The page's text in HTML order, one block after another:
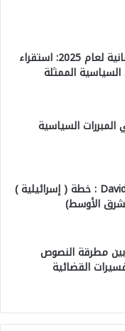
خارطة الانتخابات البرلمانية لعام 2025: استقراء
السياسية الممثلة
السياسية
ممر داوود David’s Corrido : خطة ( إسرائيلية )
الأوسط)
بين مطرقة النصوص
القضائية